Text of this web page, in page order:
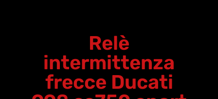
Relè
intermittenza
frecce Ducati